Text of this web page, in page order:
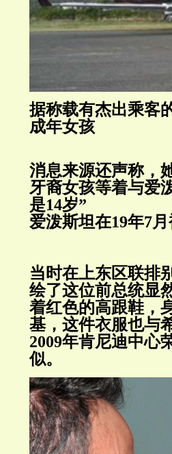
据称载有杰出乘客
成年女孩
消息来源还声称，
牙裔女孩等着与爱
是14岁”
爱泼斯坦在19年7
当时在上东区联排
绘了这位前总统显
着红色的高跟鞋，
基，这件衣服也与
2009年肯尼迪中心
似。